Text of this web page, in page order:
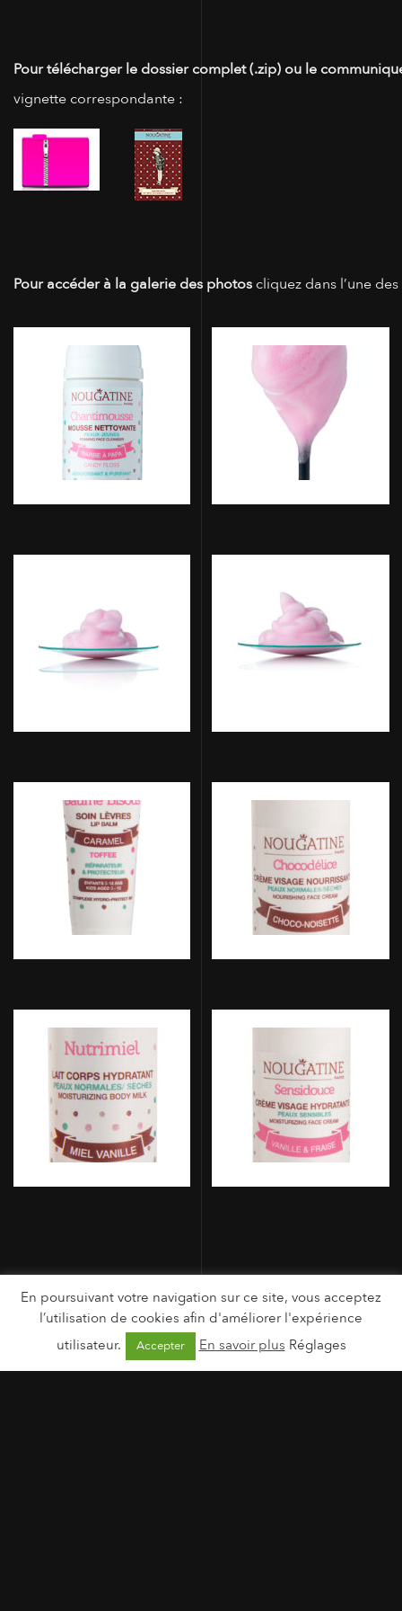
Pour télécharger le dossier complet (.zip) ou le
vignette correspondante :
Pour accéder à la galerie des photos cliquez dans l’une
En poursuivant votre navigation sur ce site, vous acceptez
l’utilisation de cookies afin d'améliorer l'expérience
utilisateur.
Accepter En savoir plus Réglages